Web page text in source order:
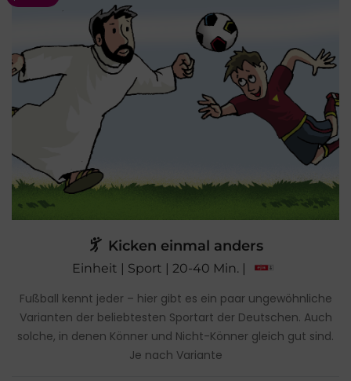
Kicken einmal anders
Einheit | Sport | 20-40 Min. |
Fußball kennt jeder – hier gibt es ein paar ungewöhnliche
Varianten der beliebtesten Sportart der Deutschen. Auch
solche, in denen Könner und Nicht-Könner gleich gut sind.
Je nach Variante